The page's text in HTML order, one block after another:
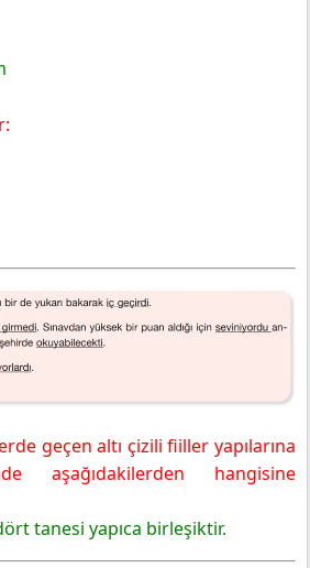
geçen altı çizili fiiller yapılarına
aşağıdakilerden hangisine
tanesi yapıca birleşiktir.